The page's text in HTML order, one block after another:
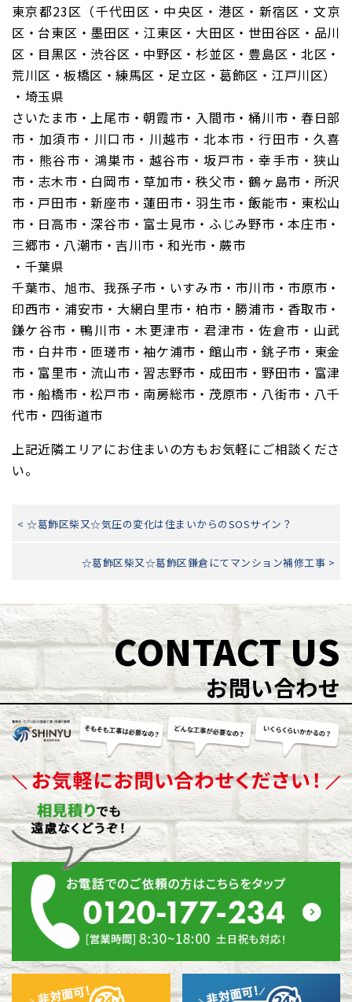
東京都23区（千代田区・中央区・港区・新宿区・文京
区・台東区・墨田区・江東区・大田区・世田谷区・品川
区・目黒区・渋谷区・中野区・杉並区・豊島区・北区・
荒川区・板橋区・練馬区・足立区・葛飾区・江戸川区）
・埼玉県
さいたま市・上尾市・朝霞市・入間市・桶川市・春日部
市・加須市・川口市・川越市・北本市・行田市・久喜
市・熊谷市・鴻巣市・越谷市・坂戸市・幸手市・狭山
市・志木市・白岡市・草加市・秩父市・鶴ヶ島市・所沢
市・戸田市・新座市・蓮田市・羽生市・飯能市・東松山
市・日高市・深谷市・富士見市・ふじみ野市・本庄市・
三郷市・八潮市・吉川市・和光市・蕨市
・千葉県
千葉市、旭市、我孫子市・いすみ市・市川市・市原市・
印西市・浦安市・大網白里市・柏市・勝浦市・香取市・
鎌ケ谷市・鴨川市・木更津市・君津市・佐倉市・山武
市・白井市・匝瑳市・袖ケ浦市・館山市・銚子市・東金
市・富里市・流山市・習志野市・成田市・野田市・富津
市・船橋市・松戸市・南房総市・茂原市・八街市・八千
代市・四街道市
上記近隣エリアにお住まいの方もお気軽にご相談くださ
い。
< ☆葛飾区柴又☆気圧の変化は住まいからのSOSサイン？
☆葛飾区柴又☆葛飾区鎌倉にてマンション補修工事 >
CONTACT US
お問い合わせ